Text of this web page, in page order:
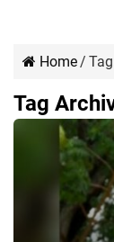
Home/
Tag